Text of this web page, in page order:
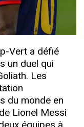
Vert a défié
un duel qui
Les
du monde en
Lionel Messi